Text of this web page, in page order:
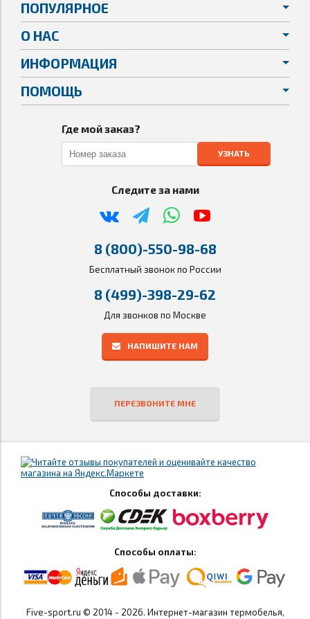
ПОПУЛЯРНОЕ
О НАС
ИНФОРМАЦИЯ
ПОМОЩЬ
Где мой заказ?
УЗНАТЬ
Следите за нами
8 (800)-550-98-68
Бесплатный звонок по России
8 (499)-398-29-62
Для звонков по Москве
НАПИШИТЕ НАМ
ПЕРЕЗВОНИТЕ МНЕ
Способы доставки:
Способы оплаты:
Five-sport.ru © 2014 - 2026. Интернет-магазин термобелья,